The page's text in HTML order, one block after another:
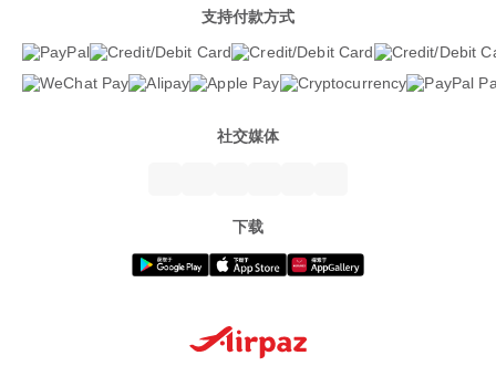
支持付款方式
社交媒体
下载